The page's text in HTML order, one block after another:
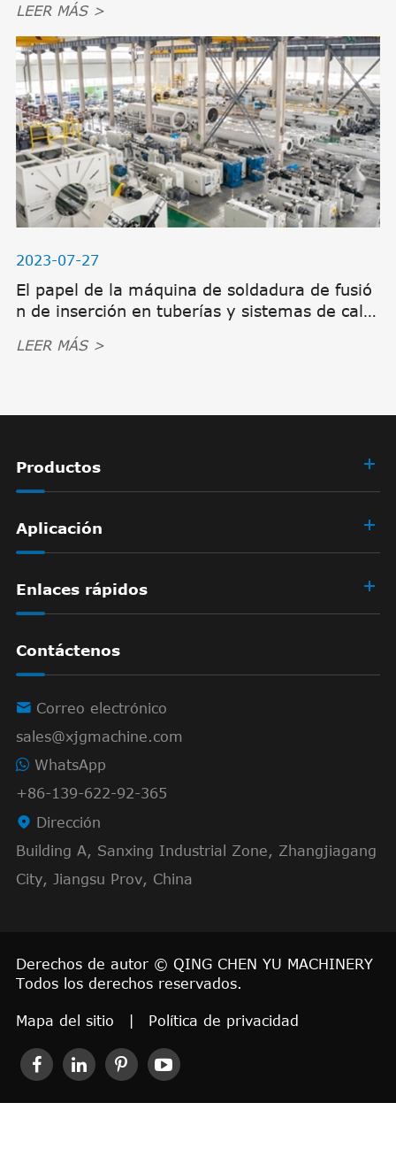
LEER MÁS >
2023-07-27
El papel de la máquina de soldadura de fusió
n de inserción en tuberías y sistemas de calef
LEER MÁS >
Productos
Aplicación
Enlaces rápidos
Contáctenos
 Correo electrónico
sales@xjgmachine.com
WhatsApp
+86-139-622-92-365
 Dirección
Building A, Sanxing Industrial Zone, Zhangjiagang
City, Jiangsu Prov, China
Derechos de autor © QING CHEN YU MACHINERY
Todos los derechos reservados.
Mapa del sitio Política de privacidad